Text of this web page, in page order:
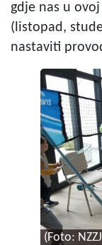
gdje nas u
(listopad,
nastaviti
(Foto: